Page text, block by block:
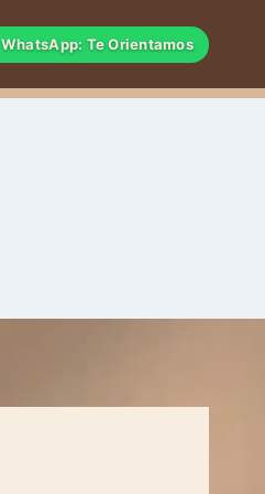
WhatsApp: Te Orientamos